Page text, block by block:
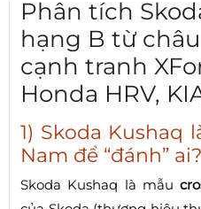
Phân tích
hạng B từ
cạnh tranh
Honda HRV,
1) Skoda Kushaq
Nam để “đánh” ai?
Skoda Kushaq là mẫu